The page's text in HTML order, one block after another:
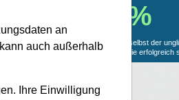
29.5 %
Mit 29.5 % Wahrscheinlichkeit wird selbst der
agierende Trader mit dieser Aktie erfolgreich
an
auch außerhalb
Ihre Einwilligung